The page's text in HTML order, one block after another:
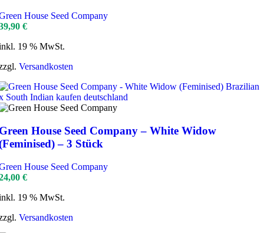
House Seed Company
€
19 % MwSt.
Versandkosten
House Seed Company – White Widow
– 3 Stück
House Seed Company
€
19 % MwSt.
Versandkosten